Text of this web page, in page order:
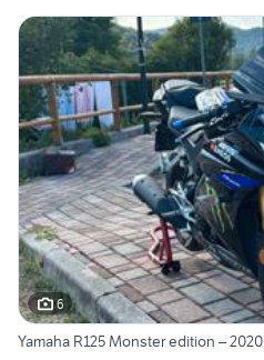
6
Yamaha R125 Monster edition – 2020